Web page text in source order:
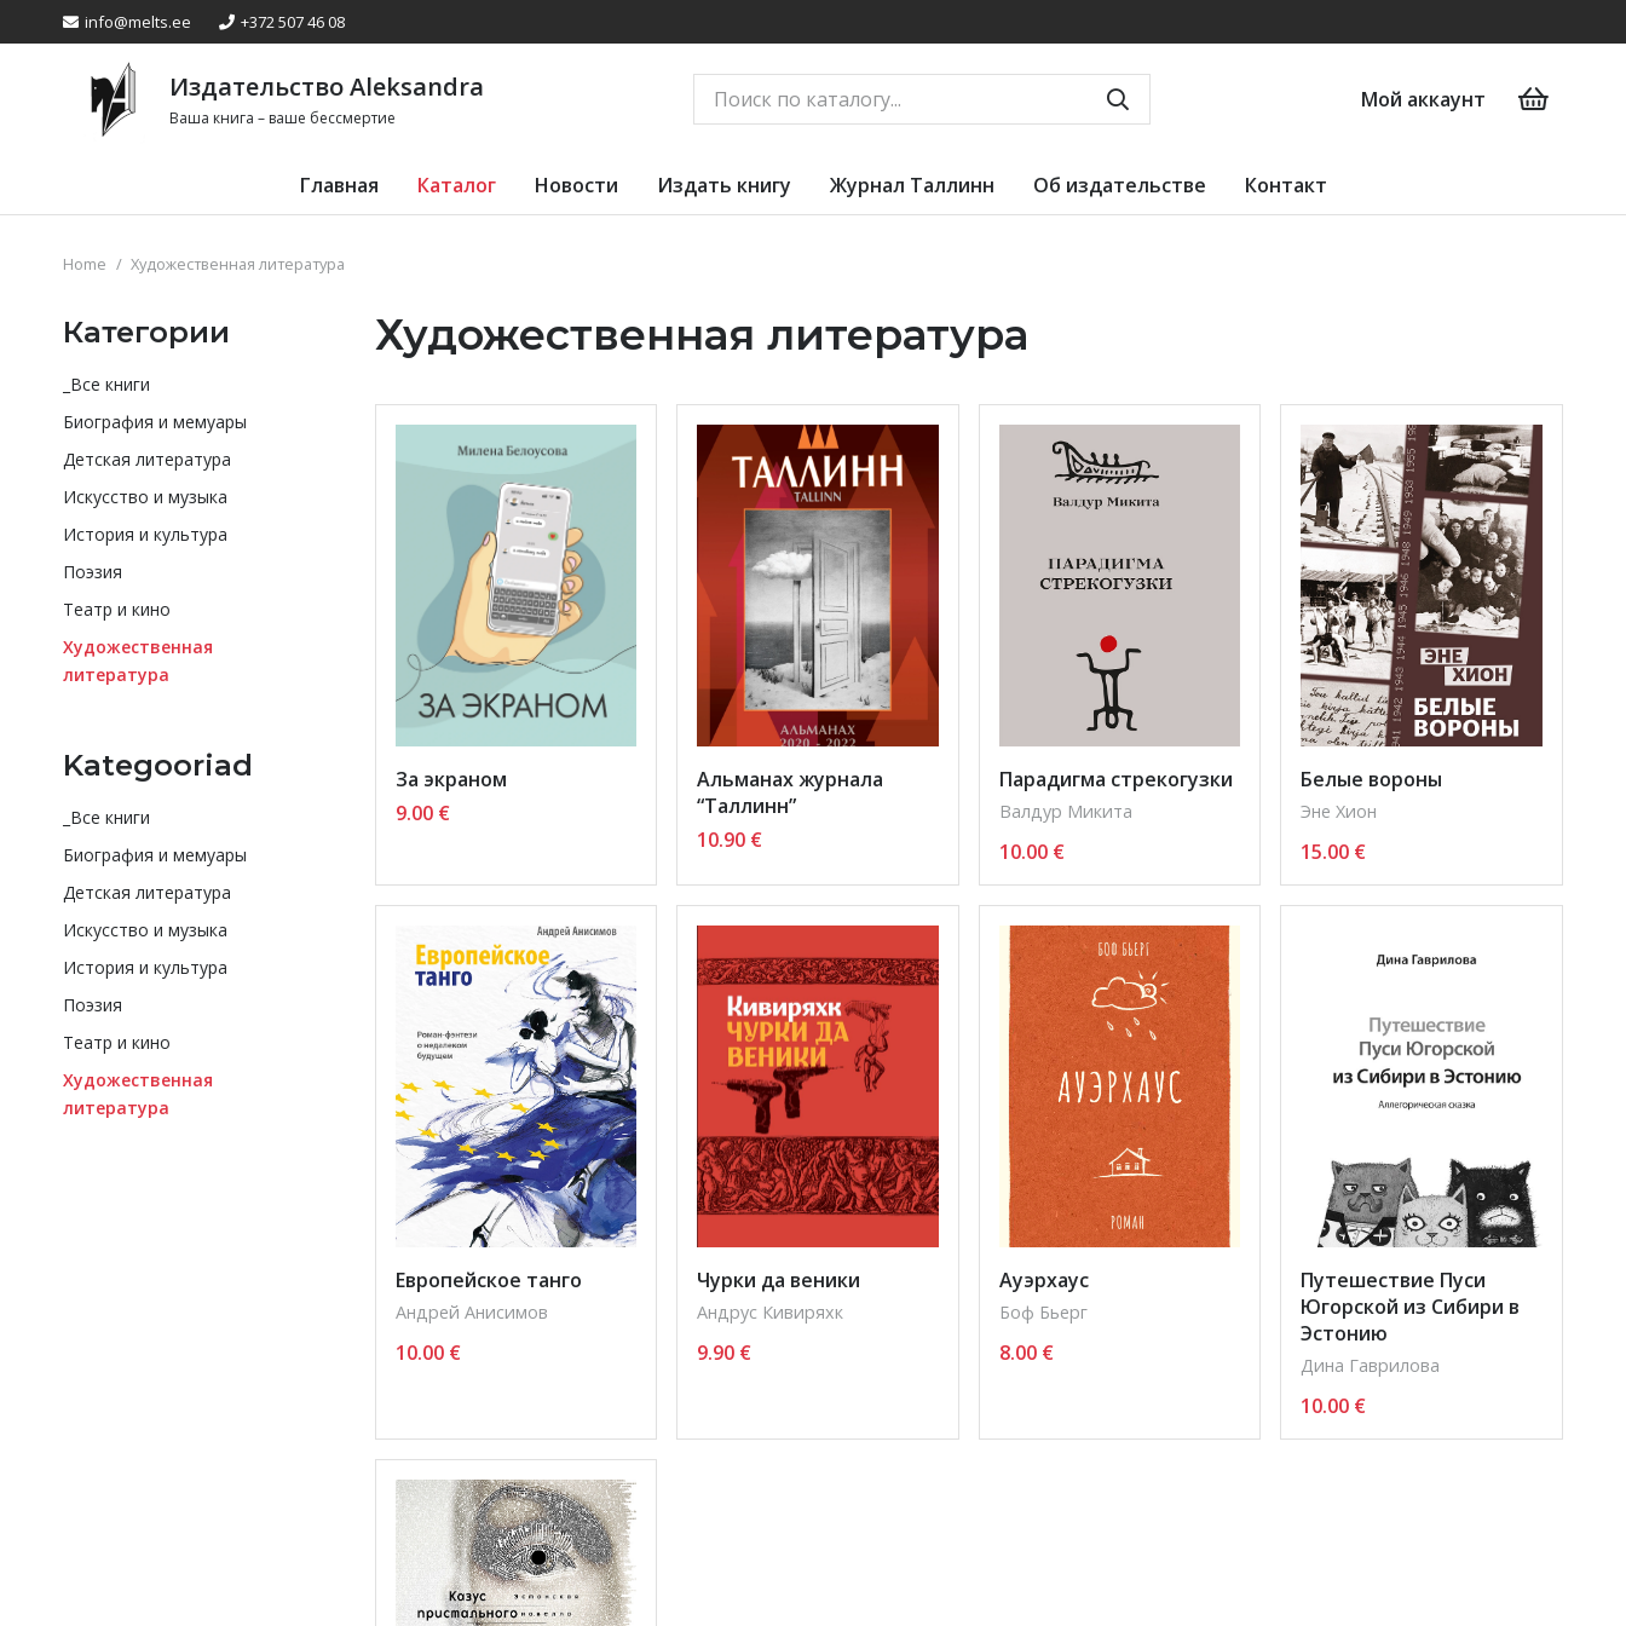
info@melts.ee +372 507 46 08
Издательство Аleksandra
Ваша книга – ваше бессмертие
Мой аккаунт
Главная Каталог Новости Издать книгу Журнал Таллинн Об издательстве Контакт
Home / Художественная литература
Категории
_Все книги
Биография и мемуары
Детская литература
Искусство и музыка
История и культура
Поэзия
Театр и кино
Художественная
литература
Kategooriad
_Все книги
Биография и мемуары
Детская литература
Искусство и музыка
История и культура
Поэзия
Театр и кино
Художественная
литература
Художественная литература
За экраном
9.00 €
Альманах журнала
“Таллинн”
10.90 €
Парадигма стрекогузки
Валдур Микита
10.00 €
Белые вороны
Эне Хион
15.00 €
Европейское танго
Андрей Анисимов
10.00 €
Чурки да веники
Андрус Кивиряхк
9.90 €
Ауэрхаус
Боф Бьерг
8.00 €
Путешествие Пуси
Югорской из Сибири в
Эстонию
Дина Гаврилова
10.00 €